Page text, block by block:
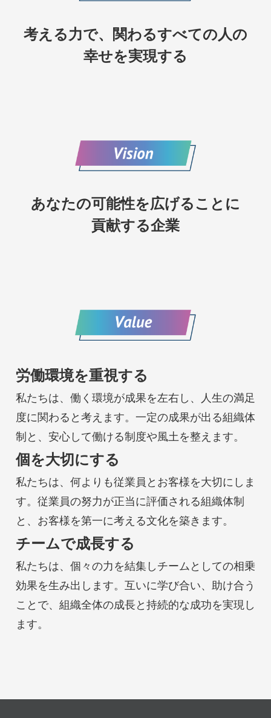
考える力で、関わるすべての人の
幸せを実現する
あなたの可能性を広げることに
貢献する企業
労働環境を重視する
私たちは、働く環境が成果を左右し、人生の満足
度に関わると考えます。一定の成果が出る組織体
制と、安心して働ける制度や風土を整えます。
個を大切にする
私たちは、何よりも従業員とお客様を大切にしま
す。従業員の努力が正当に評価される組織体制
と、お客様を第一に考える文化を築きます。
チームで成長する
私たちは、個々の力を結集しチームとしての相乗
効果を生み出します。互いに学び合い、助け合う
ことで、組織全体の成長と持続的な成功を実現し
ます。